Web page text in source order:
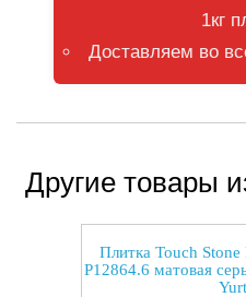
1кг
Доставляем во
Другие товары
Плитка Touch
P12864.6 матовая